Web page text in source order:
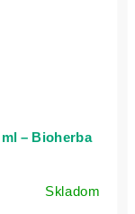
– Bioherba
Skladom